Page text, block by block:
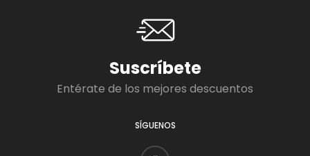
Suscríbete
Entérate de los mejores descuentos
SÍGUENOS